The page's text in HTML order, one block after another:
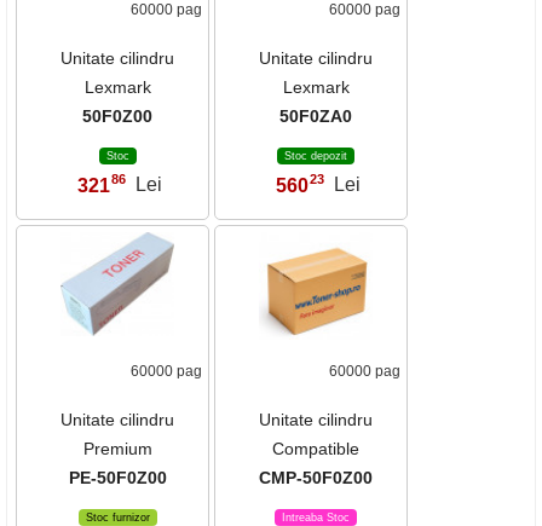
60000 pag
Unitate cilindru
Lexmark
50F0Z00
Stoc
32186 Lei
60000 pag
Unitate cilindru
Lexmark
50F0ZA0
Stoc depozit
56023 Lei
60000 pag
Unitate cilindru
Premium
PE-50F0Z00
Stoc furnizor
60000 pag
Unitate cilindru
Compatible
CMP-50F0Z00
Intreaba Stoc